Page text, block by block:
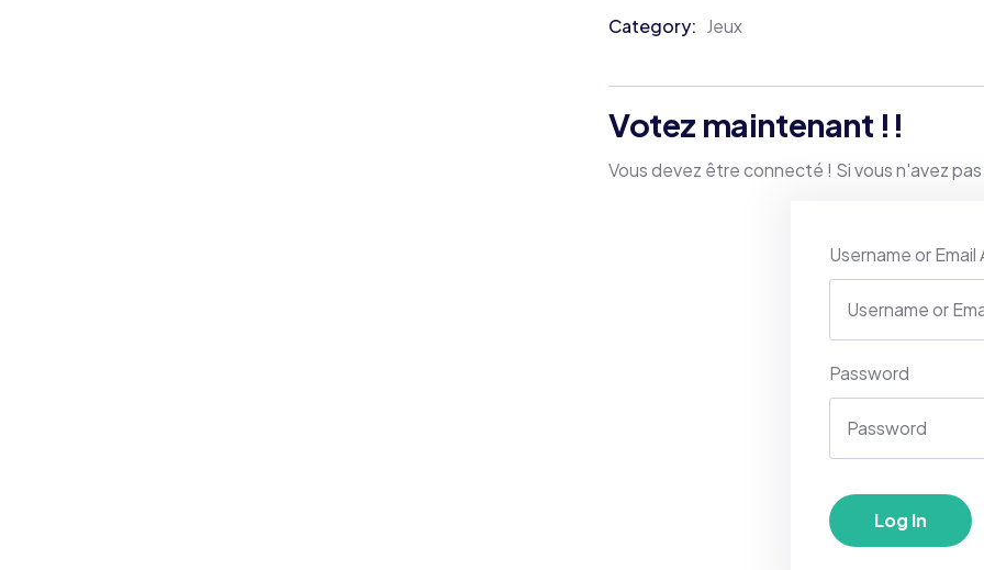
Category: Jeux
Votez maintenant !!
Vous devez être connecté ! Si vous n'avez
Username or Email
Password